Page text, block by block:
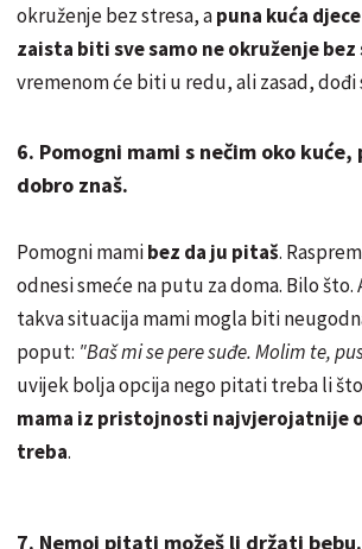
okruženje bez stresa, apuna kuća
zaista biti sve samo ne okruženje bez
vremenom će biti u redu, ali zasad, dođi
6. Pomogni mami s nečim oko kuće,
dobro znaš.
Pomogni mamibez da ju pitaš.
odnesi smeće na putu za doma. Bilo što.
takva situacija mami mogla biti
poput: "Baš mi se pere suđe. Molim te,
uvijek bolja opcija nego pitati treba li
mama iz pristojnosti najvjerojatnije
treba.
7. Nemoj pitati možeš li držati bebu.